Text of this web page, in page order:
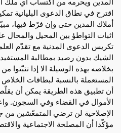
اقترح في نطاق الدعوى البليانية
أملاك المدين حتى وإن فرّط فيها،
اثبات التواطؤ بين المحيل والمحال
تكريس الدعوى المدنية مع تقدّم
الشيك بدون رصيد بمطالبة
بخلاصه بهذه الوسيلة الا إذا تثبّتوا
المستعملة بالنسبة لبطاقات
أن تطبيق هذه الطريقة يمكن أن
الأموال في القضاء وفي السجون.
الإصلاحية لن ترضي المتمعّشين
مؤكّدا أن المصلحة الاجتماعية